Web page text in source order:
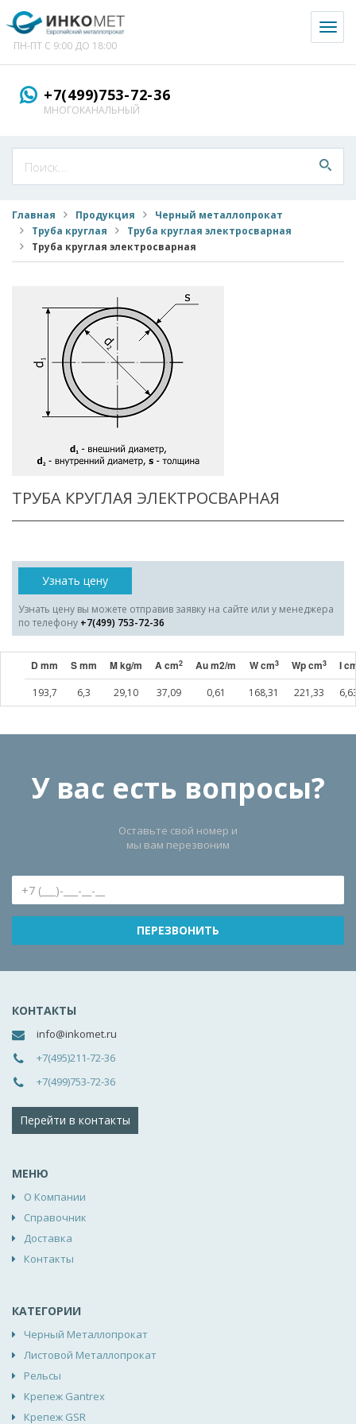
ПН-ПТ С 9:00 ДО 18:00
+7(499)753-72-36
МНОГОКАНАЛЬНЫЙ
Главная Продукция
Черный металлопрокат
Труба круглая
Труба круглая электросварная
Труба круглая электросварная
ТРУБА КРУГЛАЯ ЭЛЕКТРОСВАРНАЯ
Узнать цену
Узнать цену вы можете отправив заявку на сайте или у менеджера
по телефону +7(499) 753-72-36
D mm S mm M kg/m A cm2 Au m2/m W cm3 Wp cm3 I
193,7 6,3 29,10 37,09 0,61 168,31 221,33
У вас есть вопросы?
Оставьте свой номер и
мы вам перезвоним
КОНТАКТЫ
info@inkomet.ru
+7(495)211-72-36
+7(499)753-72-36
Перейти в контакты
МЕНЮ
О Компании
Справочник
Доставка
Контакты
КАТЕГОРИИ
Черный Металлопрокат
Листовой Металлопрокат
Рельсы
Крепеж Gantrex
Крепеж GSR